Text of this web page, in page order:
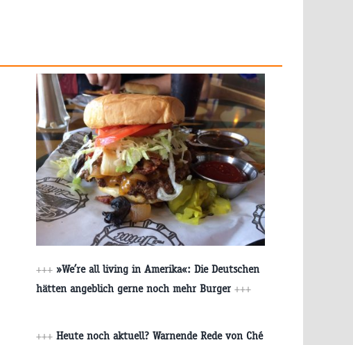
+++ »We’re all living in Amerika«: Die Deutschen
hätten angeblich gerne noch mehr Burger +++
+++ Heute noch aktuell? Warnende Rede von Ché